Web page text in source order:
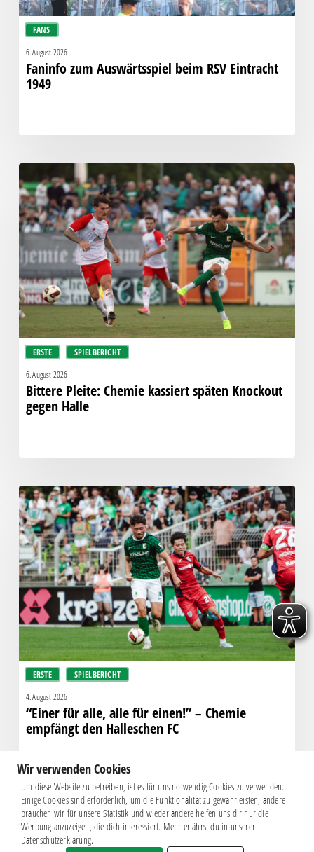
FANS
6. August 2026
Faninfo zum Auswärtsspiel beim RSV Eintracht
1949
ERSTE SPIELBERICHT
Pleite:
Chemie
kassiert
späten
Knockout
gegen
Halle
6. August 2026
Bittere Pleite: Chemie kassiert späten Knockout
gegen Halle
ERSTE SPIELBERICHT
“Einer
für
alle,
alle
für
einen!”
–
Chemie
empfängt
den
Halleschen
FC
4. August 2026
“Einer für alle, alle für einen!” – Chemie
empfängt den Halleschen FC
Wir verwenden Cookies
Um diese Website zu betreiben, ist es für uns notwendig Cookies zu verwenden.
Einige Cookies sind erforderlich, um die Funktionalität zu gewährleisten, andere
brauchen wir für unsere Statistik und wieder andere helfen uns dir nur die
Werbung anzuzeigen, die dich interessiert. Mehr erfährst du in unserer
Datenschutzerklärung.